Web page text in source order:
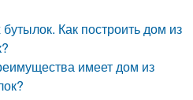
Как построить дом из
имеет дом из